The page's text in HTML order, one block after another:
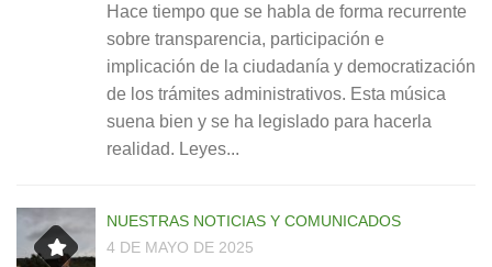
Hace tiempo que se habla de forma recurrente
sobre transparencia, participación e
implicación de la ciudadanía y democratización
de los trámites administrativos. Esta música
suena bien y se ha legislado para hacerla
realidad. Leyes...
NUESTRAS NOTICIAS Y COMUNICADOS
4 DE MAYO DE 2025